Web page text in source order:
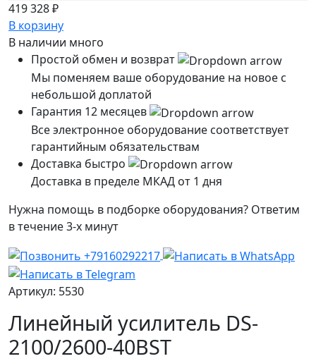
419 328 ₽
В корзину
В наличии много
Простой обмен и возврат
Мы поменяем ваше оборудование на новое с
небольшой доплатой
Гарантия 12 месяцев
Все электронное оборудование соответствует
гарантийным обязательствам
Доставка быстро
Доставка в пределе МКАД от 1 дня
Нужна помощь в подборке оборудования? Ответим
в течение 3-х минут
Артикул: 5530
Линейный усилитель DS-
2100/2600-40BST